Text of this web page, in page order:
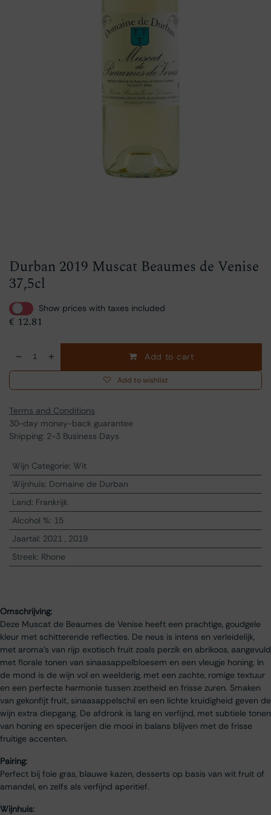
Durban 2019 Muscat Beaumes de Venise
37,5cl
Show prices with taxes included
€ 12.81
Add to cart
Add to wishlist
Terms and Conditions
30-day money-back guarantee
Shipping: 2-3 Business Days
Wijn Categorie: Wit
Wijnhuis: Domaine de Durban
Land: Frankrijk
Alcohol %: 15
Jaartal: 2021, 2019
Streek: Rhone
Omschrijving:
Deze Muscat de Beaumes de Venise heeft een prachtige, goudgele
kleur met schitterende reflecties. De neus is intens en verleidelijk,
met aroma’s van rijp exotisch fruit zoals perzik en abrikoos, aangevuld
met florale tonen van sinaasappelbloesem en een vleugje honing. In
de mond is de wijn vol en weelderig, met een zachte, romige textuur
en een perfecte harmonie tussen zoetheid en frisse zuren. Smaken
van gekonfijt fruit, sinaasappelschil en een lichte kruidigheid geven de
wijn extra diepgang. De afdronk is lang en verfijnd, met subtiele tonen
van honing en specerijen die mooi in balans blijven met de frisse
fruitige accenten.
Pairing:
Perfect bij foie gras, blauwe kazen, desserts op basis van wit fruit of
amandel, en zelfs als verfijnd aperitief.
Wijnhuis: